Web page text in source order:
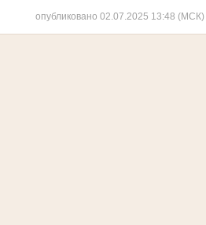
опубликовано 02.07.2025 13:48 (МСК)